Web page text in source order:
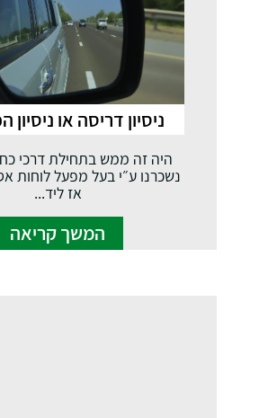
ניסיון דריסה או
היה זה ממש בתחילת דרכי
נשכרנו ע״י בעל מפעל לוחות
אז ליד...
המשך קריאה